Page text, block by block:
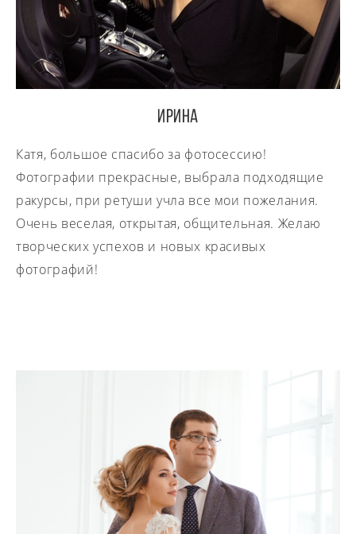
Ирина
Катя, большое спасибо за фотосессию!
Фотографии прекрасные, выбрала подходящие
ракурсы, при ретуши учла все мои пожелания.
Очень веселая, открытая, общительная. Желаю
творческих успехов и новых красивых
фотографий!